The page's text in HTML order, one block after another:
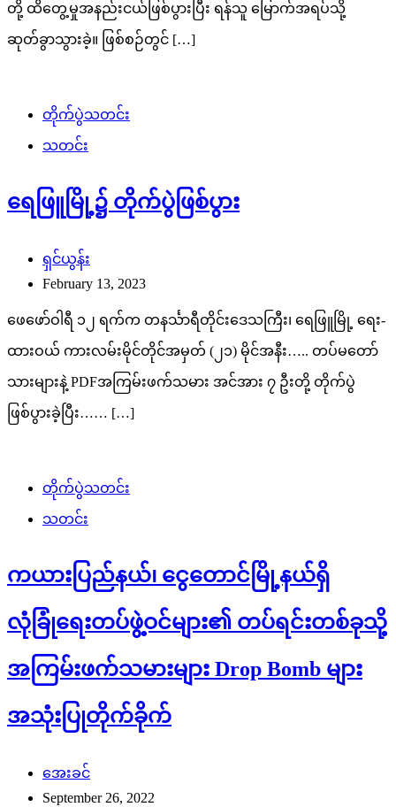
တို့ ထိတွေ့မှုအနည်းငယ်ဖြစ်ပွားပြီး ရန်သူ မြောက်အရပ်သို့
ဆုတ်ခွာသွားခဲ့။ ဖြစ်စဉ်တွင် […]
တိုက်ပွဲသတင်း
သတင်း
ရေဖြူမြို့၌ တိုက်ပွဲဖြစ်ပွား
ရှင်ယွန်း
February 13, 2023
ဖေဖော်ဝါရီ ၁၂ ရက်က တနင်္သာရီတိုင်းဒေသကြီး၊ ရေဖြူမြို့ ရေး-
ထားဝယ် ကားလမ်းမိုင်တိုင်အမှတ် (၂၁) မိုင်အနီး….. တပ်မတော်
သားများနဲ့ PDFအကြမ်းဖက်သမား အင်အား ၇ ဦးတို့ တိုက်ပွဲ
ဖြစ်ပွားခဲ့ပြီး…… […]
တိုက်ပွဲသတင်း
သတင်း
ကယားပြည်နယ်၊ ငွေတောင်မြို့နယ်ရှိ
လုံခြုံရေးတပ်ဖွဲ့ဝင်များ၏ တပ်ရင်းတစ်ခုသို့
အကြမ်းဖက်သမားများ Drop Bomb များ
အသုံးပြုတိုက်ခိုက်
အေးခင်
September 26, 2022